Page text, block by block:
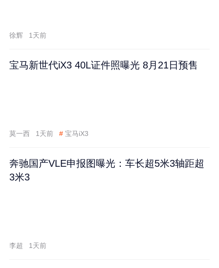
徐辉 1天前
宝马新世代iX3 40L证件照曝光 8月21日预售
莫一西 1天前 # 宝马iX3
奔驰国产VLE申报图曝光：车长超5米3轴距超
3米3
李超 1天前